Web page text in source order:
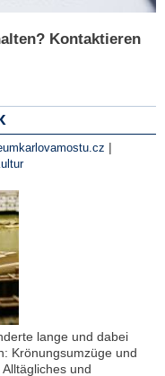
Kontaktieren
|
lange und dabei
Krönungsumzüge und
und